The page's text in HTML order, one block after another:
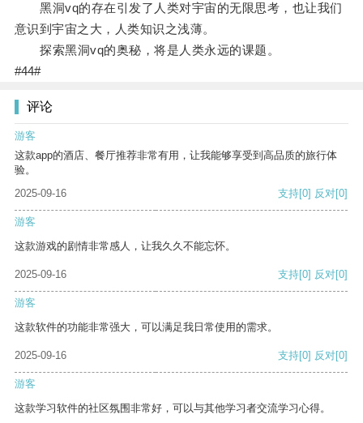
黑洞vq的存在引发了人类对宇宙的无限思考，也让我们
意识到宇宙之大，人类知识之浅薄。
探索黑洞vq的奥秘，将是人类永远的课题。
#44#
评论
游客
这款app的酒店、餐厅推荐非常有用，让我能够享受到高品质的旅行体
验。
2025-09-16
支持[0] 反对[0]
游客
这款游戏的剧情非常感人，让我久久不能忘怀。
2025-09-16 支持[0] 反对[0]
游客
这款软件的功能非常强大，可以满足我日常使用的需求。
2025-09-16 支持[0] 反对[0]
游客
这款学习软件的社区氛围非常好，可以与其他学习者交流学习心得。